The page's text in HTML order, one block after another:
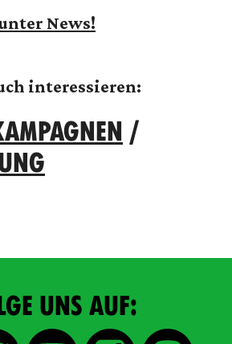
News!
interessieren:
/
UNS AUF: